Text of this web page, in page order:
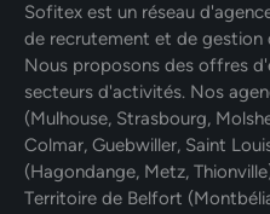
Sofitex est un réseau
de recrutement et de gestion
Nous proposons des offres
secteurs d'activités. Nos
(Mulhouse, Strasbourg,
Colmar, Guebwiller, Saint
(Hagondange, Metz,
Territoire de Belfort